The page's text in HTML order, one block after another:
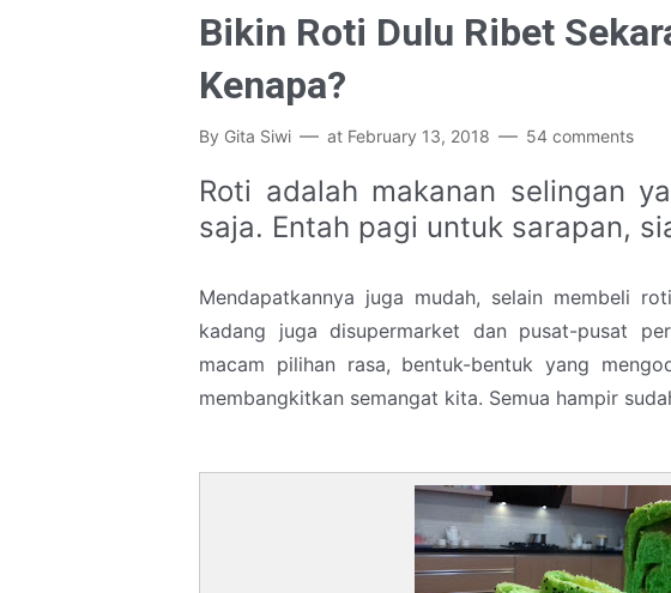
Bikin Roti Dulu Ribet
Kenapa?
By Gita Siwi at February 13, 2018 54 comments
Roti adalah makanan selingan
saja. Entah pagi untuk sarapan,
Mendapatkannya juga mudah, selain membeli
kadang juga disupermarket dan pusat-pusat
macam pilihan rasa, bentuk-bentuk yang
membangkitkan semangat kita. Semua hampir